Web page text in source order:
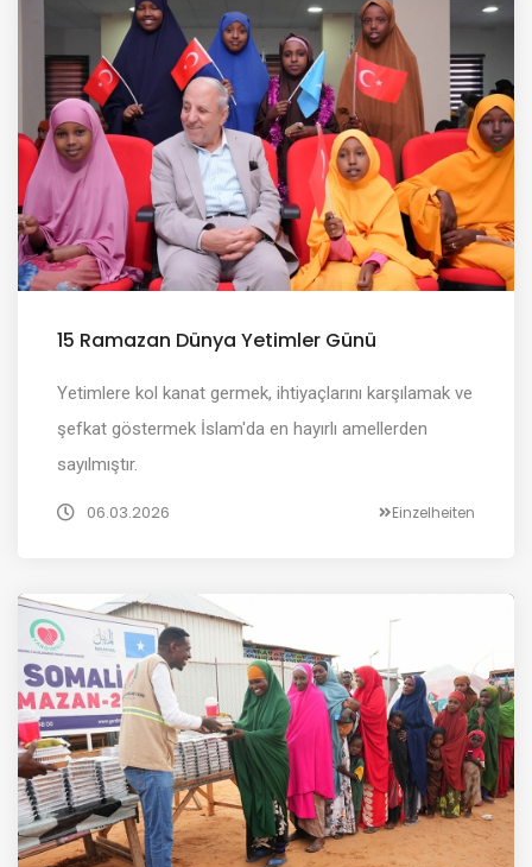
15 Ramazan Dünya Yetimler Günü
Yetimlere kol kanat germek, ihtiyaçlarını karşılamak ve
şefkat göstermek İslam'da en hayırlı amellerden
sayılmıştır.
06.03.2026 Einzelheiten